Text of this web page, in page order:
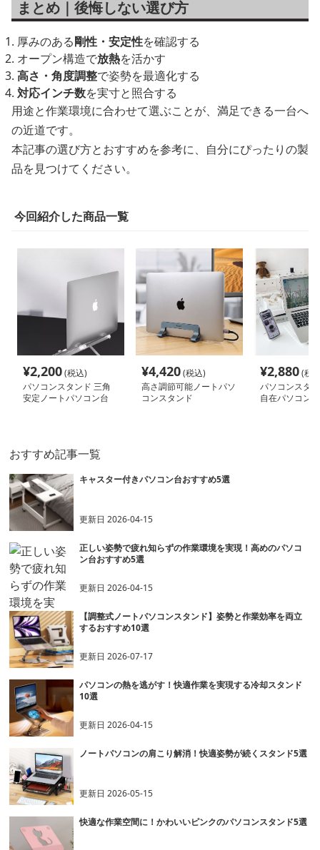
まとめ｜後悔しない選び方
厚みのある剛性・安定性を確認する
オープン構造で放熱を活かす
高さ・角度調整で姿勢を最適化する
対応インチ数を実寸と照合する
用途と作業環境に合わせて選ぶことが、満足できる一台へ
の近道です。
本記事の選び方とおすすめを参考に、自分にぴったりの製
品を見つけてください。
今回紹介した商品一覧
¥2,200(税込)
パソコンスタンド 三角
安定ノートパソコン台
¥4,420(税込)
高さ調節可能ノートパソ
コンスタンド
¥2,880(税
パソコンスタ
自在パソコン台
おすすめ記事一覧
キャスター付きパソコン台おすすめ5選
更新日2026-04-15
正しい姿勢で疲れ知らずの作業環境を実現！高めのパソコ
ン台おすすめ5選
更新日2026-04-15
【調整式ノートパソコンスタンド】姿勢と作業効率を両立
するおすすめ10選
更新日2026-07-17
パソコンの熱を逃がす！快適作業を実現する冷却スタンド
10選
更新日2026-04-15
ノートパソコンの肩こり解消！快適姿勢が続くスタンド5選
更新日2026-05-15
快適な作業空間に！かわいいピンクのパソコンスタンド5選